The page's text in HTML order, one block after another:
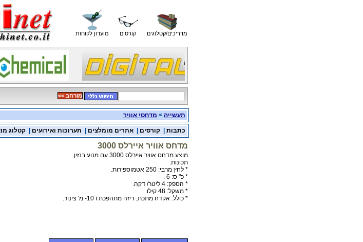
מועדון לקוחות קורסים מדריכים/קטלוגים
<< מורחב
תעשייה > מדחסי אוויר
כתבות קורסים אתרים מומלצים תערוכות ואירועים קטלוג
מדחס אוויר איירלס 3000
מוצע מדחס אוויר איירלס 3000 עם מנוע בנזין.
תכונות:
* לחץ מרבי: 250 אטמוספירות.
* כ" ס: 6 .
* הספק: 4 ליטר/ דקה.
* משקל: 48 קילו.
* כולל: אקדח מתכת, דיזה מתהפכת ו 10- מ' צינור.